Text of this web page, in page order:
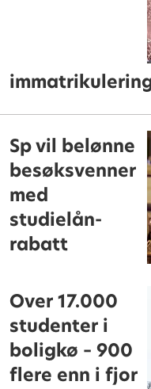
Sp vil belønne
besøksvenner
med
studielån-
rabatt
Over 17.000
studenter i
boligkø – 900
flere enn i fjor